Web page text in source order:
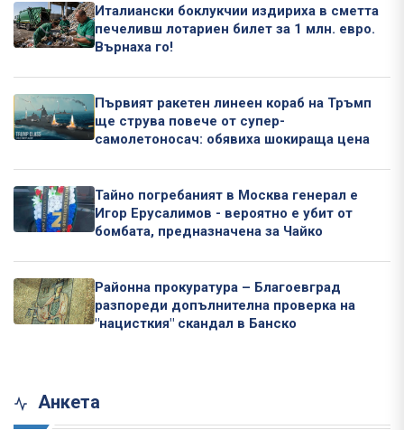
Италиански боклукчии издириха в сметта
печеливш лотариен билет за 1 млн. евро.
Върнаха го!
Първият ракетен линеен кораб на Тръмп
ще струва повече от супер-
самолетоносач: обявиха шокираща цена
Тайно погребаният в Москва генерал е
Игор Ерусалимов - вероятно е убит от
бомбата, предназначена за Чайко
Районна прокуратура – Благоевград
разпореди допълнителна проверка на
"нацисткия" скандал в Банско
Анкета